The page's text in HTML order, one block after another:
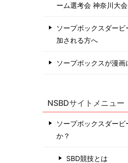
ーム選考会 神奈川⼤
ソープボックスダー
加される方へ
ソープボックスが漫画
NSBDサイトメニュー
ソープボックスダービ
か？
SBD競技とは